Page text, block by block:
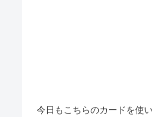
今日もこちらのカードを使い